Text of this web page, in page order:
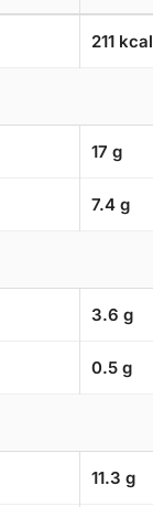
211 kcal
17 g
7.4 g
3.6 g
0.5 g
11.3 g